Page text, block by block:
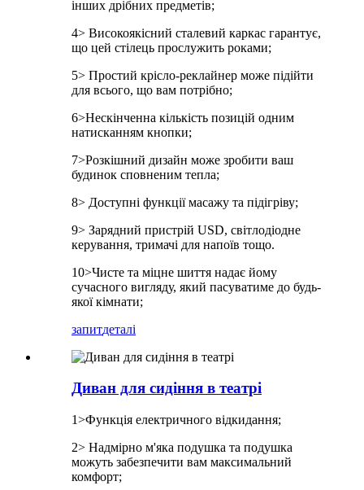
інших дрібних предметів;
4> Високоякісний сталевий каркас гарантує,
що цей стілець прослужить роками;
5> Простий крісло-реклайнер може підійти
для всього, що вам потрібно;
6>Нескінченна кількість позицій одним
натисканням кнопки;
7>Розкішний дизайн може зробити ваш
будинок сповненим тепла;
8> Доступні функції масажу та підігріву;
9> Зарядний пристрій USD, світлодіодне
керування, тримачі для напоїв тощо.
10>Чисте та міцне шиття надає йому
сучасного вигляду, який пасуватиме до будь-
якої кімнати;
запитдеталі
Диван для сидіння в театрі
1>Функція електричного відкидання;
2> Надмірно м'яка подушка та подушка
можуть забезпечити вам максимальний
комфорт;